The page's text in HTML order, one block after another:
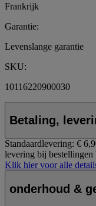
Frankrijk
Garantie:
Levenslange garantie
SKU:
10116220900030
Betaling,
Standaardlevering: €
levering bij bestellingen
Klik hier voor alle
onderhoud &